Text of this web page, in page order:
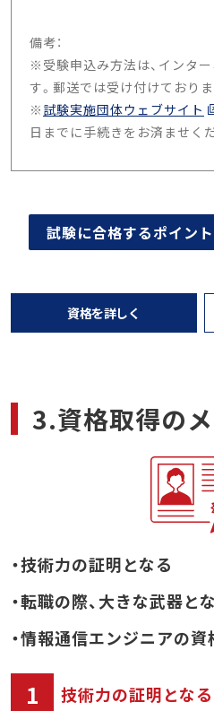
備考：
※受験申込み方法は、インタ
す。郵送では受け付けておりま
※ 試験実施団体ウェブサイト
日までに手続きをお済ませく
試験に合格するポイン
資格を詳しく
3.資格取得の
・技術力の証明となる
・転職の際、大きな武器と
・情報通信エンジニアの
1 技術力の証明となる